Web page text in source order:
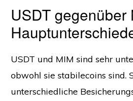
USDT gegenüber
USDT und MIM sind sehr
obwohl sie stabilecoins sind.
unterschiedliche